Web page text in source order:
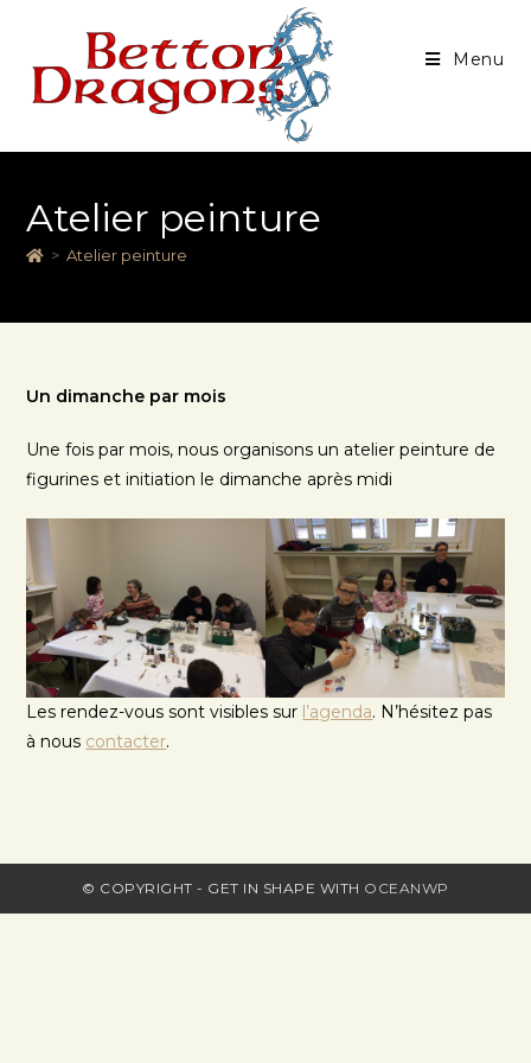
Menu
Atelier peinture
> Atelier peinture
Un dimanche par mois
Une fois par mois, nous organisons un atelier peinture de
figurines et initiation le dimanche après midi
Les rendez-vous sont visibles sur l’agenda. N’hésitez pas
à nous contacter.
© COPYRIGHT - GET IN SHAPE WITH OCEANWP